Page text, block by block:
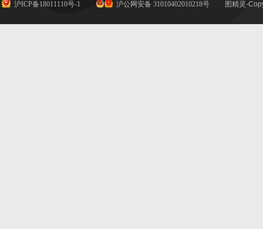
沪ICP备18011110号-1 沪公网安备 31010402010218号 图精灵-